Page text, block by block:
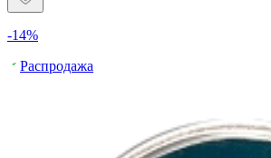
-14%
Распродажа